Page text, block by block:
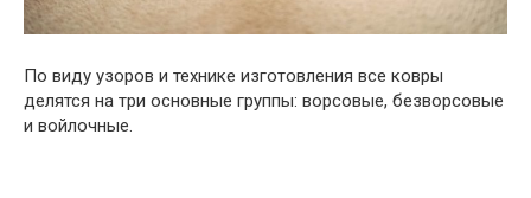
По виду узоров и технике изготовления все ковры
делятся на три основные группы: ворсовые, безворсовые
и войлочные.